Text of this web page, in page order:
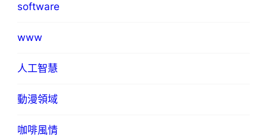
software
www
人工智慧
動漫領域
咖啡風情